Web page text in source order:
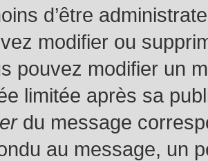
d’être
modifier ou
pouvez modifier un
limitée après sa
du message
au message, un